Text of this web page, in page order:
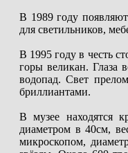
В 1989 году
для светильников,
В 1995 году в честь
горы великан. Глаза
водопад. Свет
бриллиантами.
В музее находятся
диаметром в 40см,
микроскопом,